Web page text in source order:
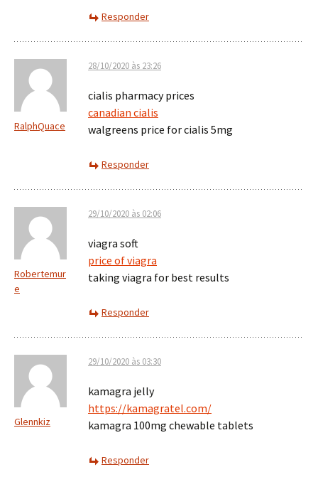
Responder
RalphQuace
28/10/2020 às 23:26
cialis pharmacy prices
canadian cialis
walgreens price for cialis 5mg
Responder
Robertemur
e
29/10/2020 às 02:06
viagra soft
price of viagra
taking viagra for best results
Responder
Glennkiz
29/10/2020 às 03:30
kamagra jelly
https://kamagratel.com/
kamagra 100mg chewable tablets
Responder